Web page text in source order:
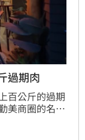
過期肉
百公斤的過期
美商圈的名店